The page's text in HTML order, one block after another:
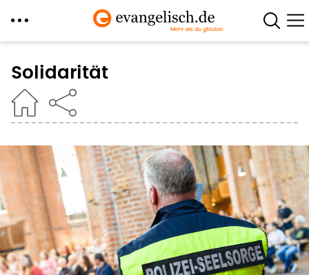
zum
Inhalt
Solidarität